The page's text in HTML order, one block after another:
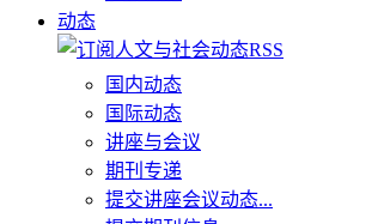
动态
国内动态
国际动态
讲座与会议
期刊专递
提交讲座会议动态...